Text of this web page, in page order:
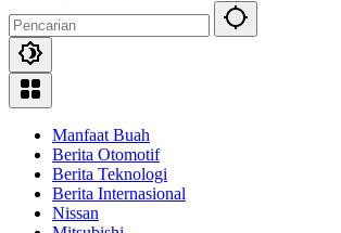
Manfaat Buah
Berita Otomotif
Berita Teknologi
Berita Internasional
Nissan